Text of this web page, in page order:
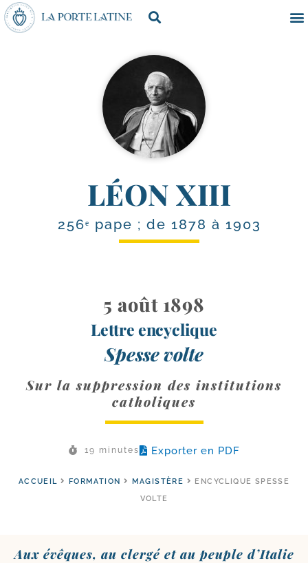
LÉON XIII
256ᵉ pape ; de 1878 à 1903
5 août 1898
Lettre encyclique
Spesse volte
Sur la suppression des institutions
catholiques
19 minutes Exporter en PDF
ACCUEIL FORMATION MAGISTÈRE
ENCYCLIQUE SPESSE
VOLTE
Aux évêques, au cler­gé et au peuple d’Italie